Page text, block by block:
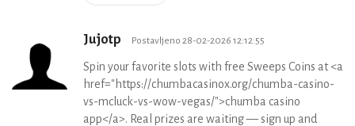
Jujotp Postavljeno 28-02-2026 12:12:55
Spin your favorite slots with free Sweeps Coins at <a
href="https://chumbacasinox.org/chumba-casino-
vs-mcluck-vs-wow-vegas/">chumba casino
app</a>. Real prizes are waiting — sign up and